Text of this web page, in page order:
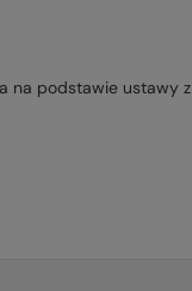
na podstawie ustawy z